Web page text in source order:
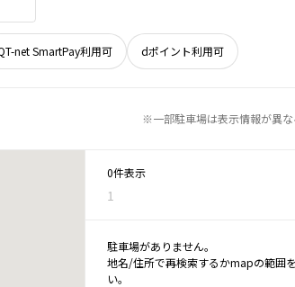
net SmartPay利用可 dポイント利用可
※一部駐車場は表示情報が異
0件表示
1
駐車場がありません。
地名/住所で再検索するかmapの範囲
い。